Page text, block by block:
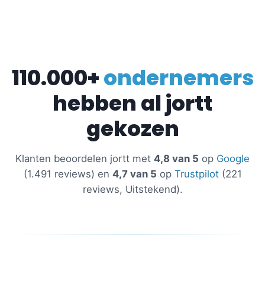
110.000+ondernemers
hebben al jortt
gekozen
Klanten beoordelen jortt met 4,8 van 5 op Google
(1.491 reviews) en 4,7 van 5 op Trustpilot(221
reviews, Uitstekend).